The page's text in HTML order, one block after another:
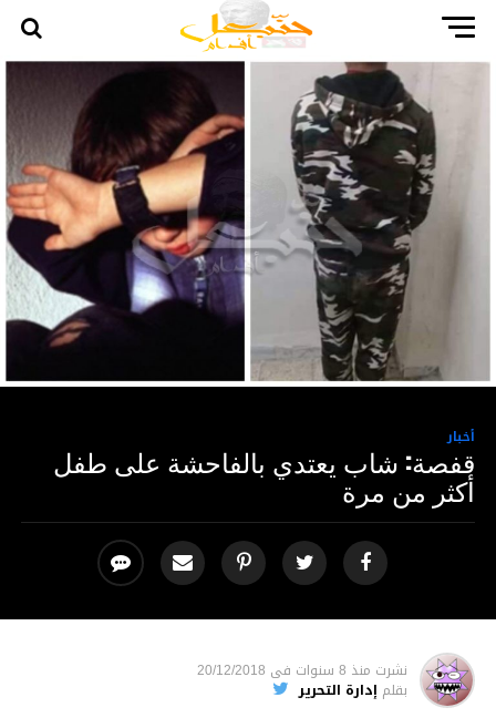
أخبار
قفصة: شاب يعتدي بالفاحشة على طفل
أكثر من مرة
نشرت منذ 8 سنوات فى 20/12/2018
بقلم إدارة التحرير